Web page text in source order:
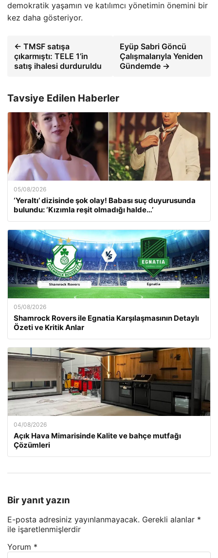
demokratik yaşamın ve katılımcı yönetimin önemini bir
kez daha gösteriyor.
← TMSF satışa
çıkarmıştı: TELE 1’in
satış ihalesi durduruldu
Eyüp Sabri Göncü
Çalışmalarıyla Yeniden
Gündemde →
Tavsiye Edilen Haberler
05/08/2026
‘Yeraltı’ dizisinde şok olay! Babası suç duyurusunda
bulundu: ‘Kızımla reşit olmadığı halde…’
05/08/2026
Shamrock Rovers ile Egnatia Karşılaşmasının Detaylı
Özeti ve Kritik Anlar
04/08/2026
Açık Hava Mimarisinde Kalite ve bahçe mutfağı
Çözümleri
Bir yanıt yazın
E-posta adresiniz yayınlanmayacak. Gerekli alanlar *
ile işaretlenmişlerdir
Yorum *